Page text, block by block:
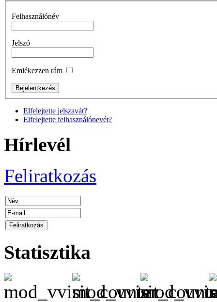
Felhasználónév
Jelszó
Emlékezzen rám
Elfelejtette jelszavát?
Elfelejtette felhasználónevét?
Hírlevél
Feliratkozás
Statisztika